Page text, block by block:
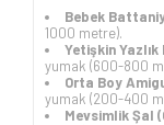
Bebek
1000 metre).
Yetişkin
yumak (600-800
Orta Boy
yumak (200-400
Mevsimlik Şal